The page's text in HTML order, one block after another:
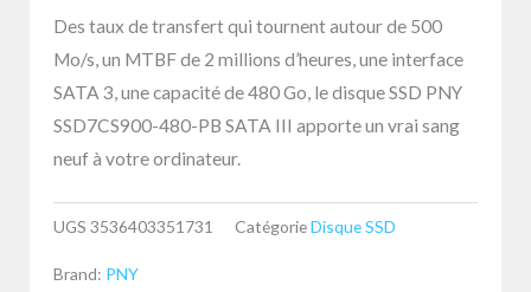
Des taux de transfert qui tournent autour de 500
Mo/s, un MTBF de 2 millions d’heures, une interface
SATA 3, une capacité de 480 Go, le disque SSD PNY
SSD7CS900-480-PB SATA III apporte un vrai sang
neuf à votre ordinateur.
UGS 3536403351731 CatégorieDisque SSD
Brand: PNY